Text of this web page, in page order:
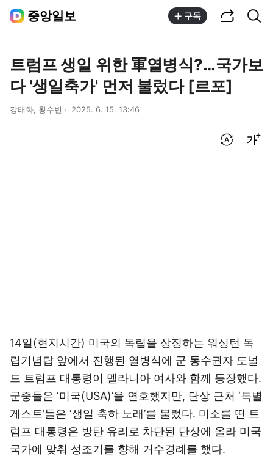
중앙일보 구독
트럼프 생일 위한 軍열병식?…국가보
다 '생일축가' 먼저 불렀다 [르포]
강태화, 황수빈 2025. 6. 15. 13:46
14일(현지시간) 미국의 독립을 상징하는 워싱턴 독
립기념탑 앞에서 진행된 열병식에 군 통수권자 도널
드 트럼프 대통령이 멜라니아 여사와 함께 등장했다.
군중들은 ‘미국(USA)’을 연호했지만, 단상 근처 ‘특별
게스트’들은 ‘생일 축하 노래’를 불렀다. 미소를 띤 트
럼프 대통령은 방탄 유리로 차단된 단상에 올라 미국
국가에 맞춰 성조기를 향해 거수경례를 했다.